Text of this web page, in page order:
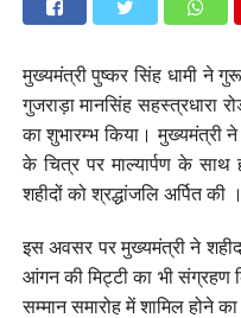
मुख्यमंत्री पुष्कर सिंह धामी ने
गुजराड़ा मानसिंह सहस्त्रधारा
का शुभारम्भ किया। मुख्यमंत्री
के चित्र पर माल्यार्पण के
शहीदों को श्रद्धांजलि अर्पित की ।
इस अवसर पर मुख्यमंत्री ने
आंगन की मिट्टी का भी संग्रहण
सम्मान समारोह में शामिल होने